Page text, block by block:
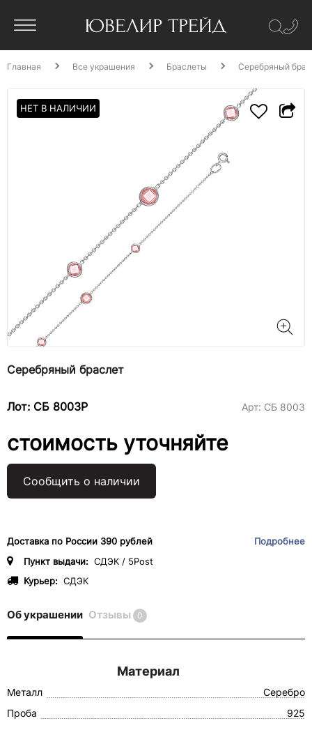
Главная Все украшения Браслеты Серебряный
НЕТ В НАЛИЧИИ
Серебряный браслет
Лот: СБ 8003Р Арт: СБ 8003
стоимость уточняйте
Сообщить о наличии
Доставка по России 390 рублей
Подробнее
Пункт выдачи: СДЭК / 5Post
Курьер: СДЭК
Об украшении Отзывы 0
Материал
Металл
Серебро
Проба
925